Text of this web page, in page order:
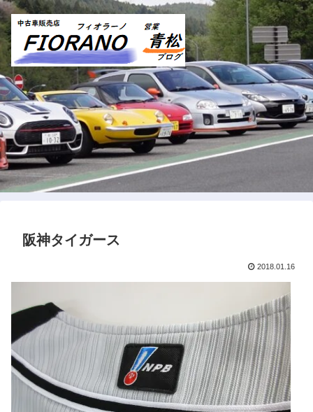
阪神タイガース
2018.01.16